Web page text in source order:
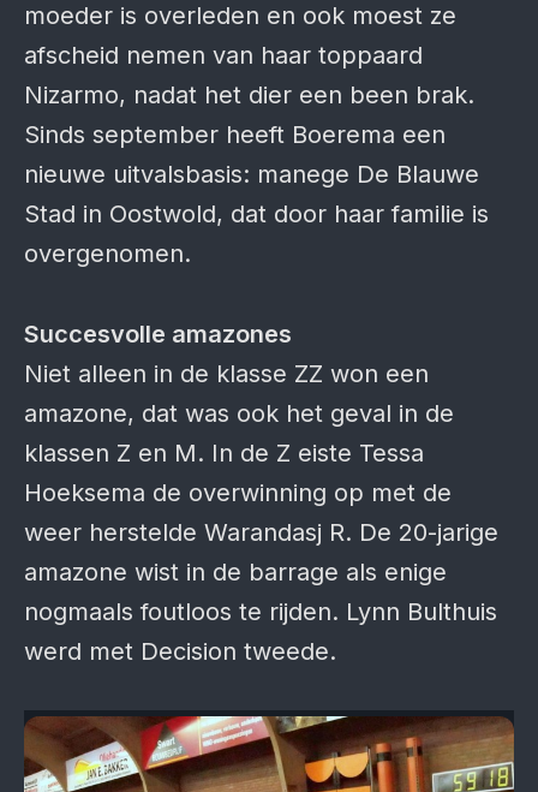
moeder is overleden en ook moest ze
afscheid nemen van haar toppaard
Nizarmo, nadat het dier een been brak.
Sinds september heeft Boerema een
nieuwe uitvalsbasis: manege De Blauwe
Stad in Oostwold, dat door haar familie is
overgenomen.
Succesvolle amazones
Niet alleen in de klasse ZZ won een
amazone, dat was ook het geval in de
klassen Z en M. In de Z eiste Tessa
Hoeksema de overwinning op met de
weer herstelde Warandasj R. De 20-jarige
amazone wist in de barrage als enige
nogmaals foutloos te rijden. Lynn Bulthuis
werd met Decision tweede.